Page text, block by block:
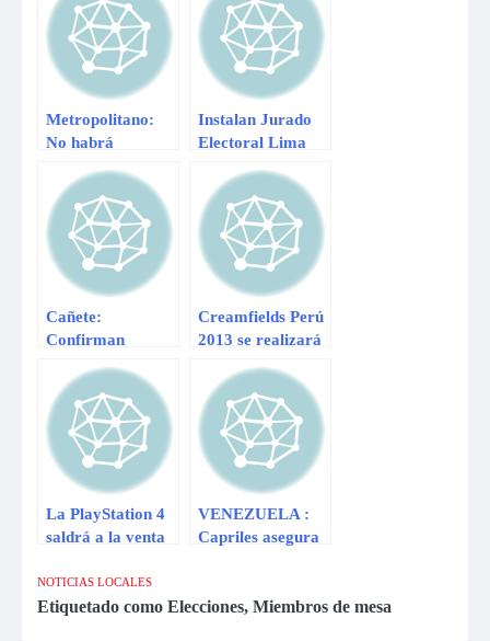
legítimas»
Metropolitano:
No habrá
este lunes 29 de
julio
Instalan Jurado
Electoral Lima
elección de 22
regidores
Cañete:
Confirman
este lunes 19 en
colegios
Creamfields Perú
2013 se realizará
noviembre
La PlayStation 4
saldrá a la venta
noviembre a
US$399 en
VENEZUELA :
Capriles asegura
en nuevas
NOTICIAS LOCALES
Etiquetado como Elecciones, Miembros de mesa